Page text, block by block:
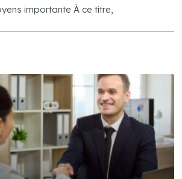
importante À ce titre,